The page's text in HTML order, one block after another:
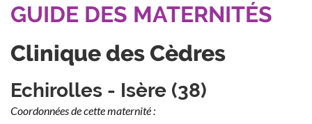
GUIDE DES MATERNITÉS
Clinique des Cèdres
Echirolles - Isère (38)
Coordonnées de cette maternité :